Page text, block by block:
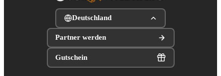
Deutschland
Partner werden
Gutschein